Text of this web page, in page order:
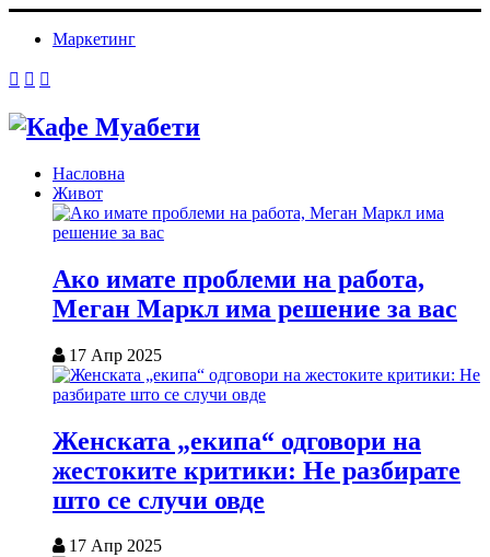
Маркетинг
Насловна
Живот
Ако имате проблеми на работа,
Меган Маркл има решение за вас
17 Апр 2025
Женската „екипа“ одговори на
жестоките критики: Не разбирате
што се случи овде
17 Апр 2025